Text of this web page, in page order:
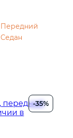
Передний
Седан
-35%